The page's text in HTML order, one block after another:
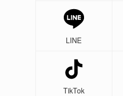
LINE
TikTok